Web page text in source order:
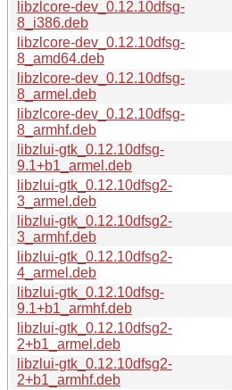
libzlcore-dev_0.12.10dfsg-
8_i386.deb
libzlcore-dev_0.12.10dfsg-
8_amd64.deb
libzlcore-dev_0.12.10dfsg-
8_armel.deb
libzlcore-dev_0.12.10dfsg-
8_armhf.deb
libzlui-gtk_0.12.10dfsg-
9.1+b1_armel.deb
libzlui-gtk_0.12.10dfsg2-
3_armel.deb
libzlui-gtk_0.12.10dfsg2-
3_armhf.deb
libzlui-gtk_0.12.10dfsg2-
4_armel.deb
libzlui-gtk_0.12.10dfsg-
9.1+b1_armhf.deb
libzlui-gtk_0.12.10dfsg2-
2+b1_armel.deb
libzlui-gtk_0.12.10dfsg2-
2+b1_armhf.deb